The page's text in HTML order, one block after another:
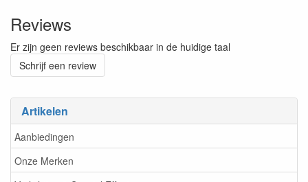
Artikelen
Aanbiedingen
Onze Merken
Reviews
Er zijn geen reviews beschikbaar in de huidige taal
Schrijf een review